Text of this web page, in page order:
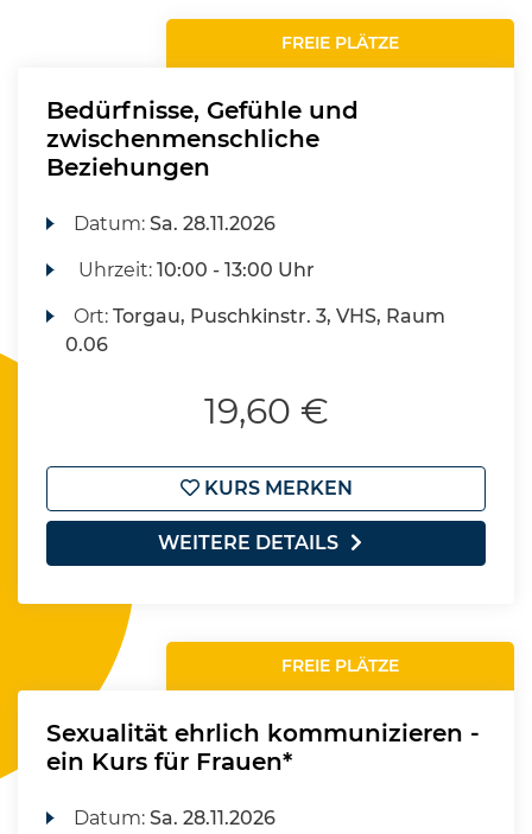
FREIE PLÄTZE
Bedürfnisse, Gefühle und
zwischenmenschliche
Beziehungen
Datum:Sa. 28.11.2026
Uhrzeit:10:00 - 13:00 Uhr
Ort:Torgau, Puschkinstr. 3, VHS, Raum
0.06
19,60 €
KURS MERKEN
WEITERE DETAILS
FREIE PLÄTZE
Sexualität ehrlich kommunizieren -
ein Kurs für Frauen*
Datum:Sa. 28.11.2026